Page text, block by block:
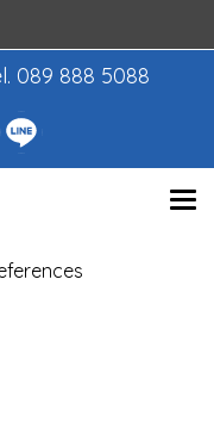
089 888 5088